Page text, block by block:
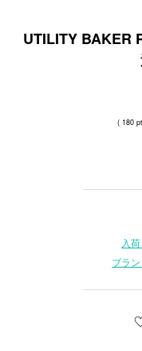
UTILITY BAKER
( 180
入
ブラ